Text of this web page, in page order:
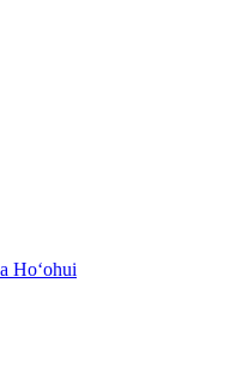
Hoʻohui